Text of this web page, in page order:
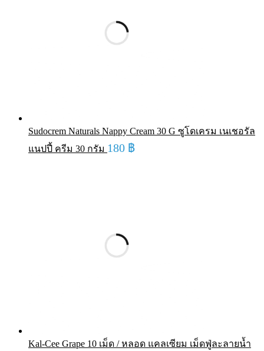
Sudocrem Naturals Nappy Cream 30 G ซูโดเครม เนเชอรัล
แนปปี้ ครีม 30 กรัม 180 ฿
Kal-Cee Grape 10 เม็ด / หลอด แคลเซียม เม็ดฟู่ละลายน้ำ